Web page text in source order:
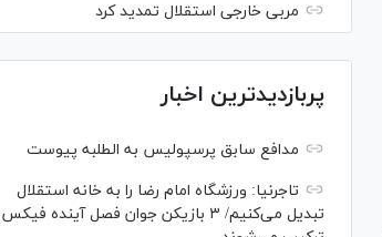
مربی خارجی استقلال تمدید کرد
پربازدیدترین اخبار
مدافع سابق پرسپولیس به الطلبه پیوست
تاجرنیا: ورزشگاه امام رضا را به خانه استقلال
تبدیل می‌کنیم/ ۳ بازیکن جوان فصل آینده فیکس